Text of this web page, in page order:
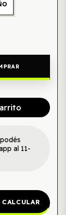
al 11-
CALCULAR